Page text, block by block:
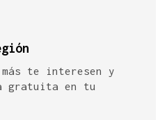
te interesen y
gratuita en tu